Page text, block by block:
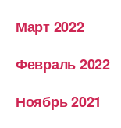
Март 2022
Февраль 2022
Ноябрь 2021